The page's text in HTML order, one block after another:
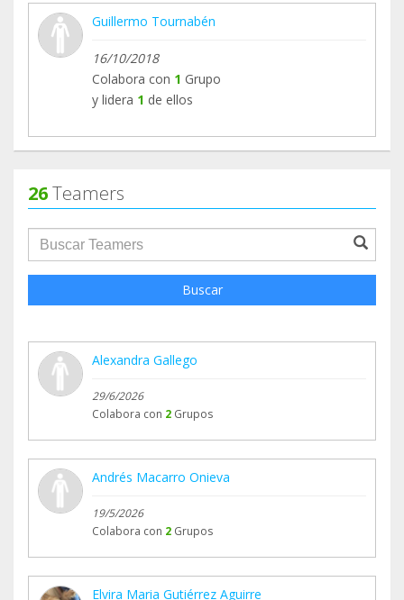
Guillermo Tournabén
16/10/2018
Colabora con 1 Grupo
y lidera 1 de ellos
26Teamers
groupProfile.searchForm.search.text???
Buscar
Alexandra Gallego
29/6/2026
Colabora con 2 Grupos
Andrés Macarro Onieva
19/5/2026
Colabora con 2 Grupos
Elvira Maria Gutiérrez Aguirre